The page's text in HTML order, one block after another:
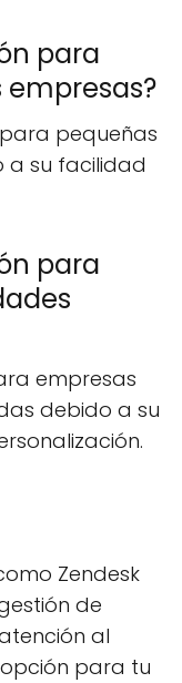
para
pequeñas
a su facilidad
para
empresas
debido a su
Zendesk
de
al
para tu